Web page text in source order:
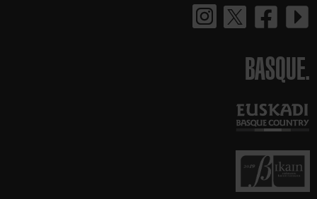
BASQUE.